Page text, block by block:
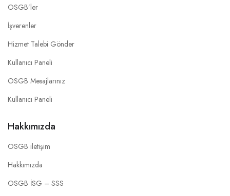
OSGB’ler
İşverenler
Hizmet Talebi Gönder
Kullanıcı Paneli
OSGB Mesajlarınız
Kullanıcı Paneli
Hakkımızda
OSGB iletişim
Hakkımızda
OSGB İSG – SSS